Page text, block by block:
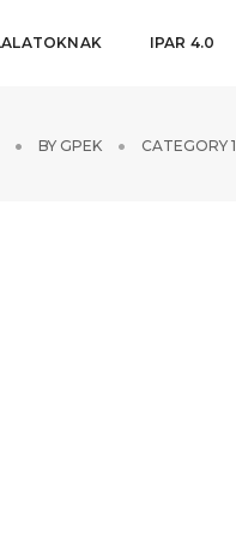
IPAR 4.0
BY GPEK CATEGORY 1